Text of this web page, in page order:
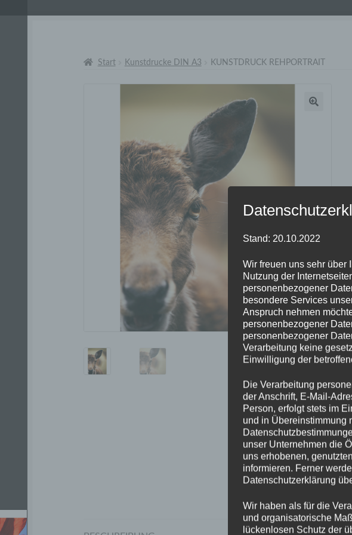
Start Kunstdrucke DIN A3 KUNSTDRUCK REHPORTRAIT
Stand: 20.10.2022
Wir freuen uns sehr über
Nutzung der
personenbezogener
besondere Services
Anspruch nehmen
personenbezogener
personenbezogener
Verarbeitung keine
Einwilligung der
Die Verarbeitung
der Anschrift, E-Mail-
Person, erfolgt stets im
und in Übereinstimmung
unser Unternehmen die
uns erhobenen,
informieren. Ferner
Datenschutzerklärung
Wir haben als für die
und organisatorische
lückenlosen Schutz der